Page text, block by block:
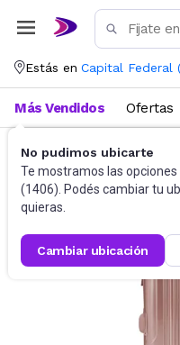
Estás en Capital Federal
No pudimos ubicarte
Te mostramos las opciones
(1406). Podés cambiar tu
quieras.
cambiar ubicación
Más Vendidos Ofertas
Accesorios Valijas